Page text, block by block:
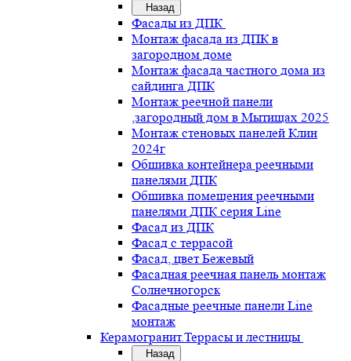
Назад
Фасады из ДПК
Монтаж фасада из ДПК в
загородном доме
Монтаж фасада частного дома из
сайдинга ДПК
Монтаж реечной панели
,загородный дом в Мытищах 2025
Монтаж стеновых панелей Клин
2024г
Обшивка контейнера реечными
панелями ДПК
Обшивка помещения реечными
панелями ДПК серия Line
Фасад из ДПК
Фасад с террасой
Фасад, цвет Бежевый
Фасадная реечная панель монтаж
Солнечногорск
Фасадные реечные панели Line
монтаж
Керамогранит.Террасы и лестницы
Назад